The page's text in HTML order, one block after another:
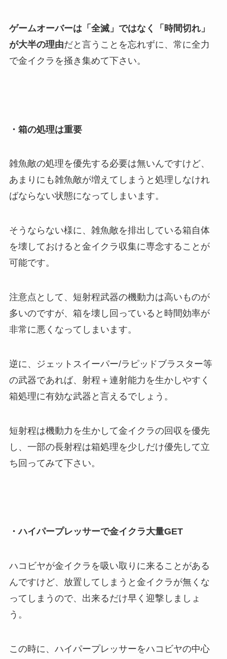
ゲームオーバーは「全滅」ではなく「時間切れ」
が大半の理由だと言うことを忘れずに、常に全力
で金イクラを掻き集めて下さい。
・箱の処理は重要
雑魚敵の処理を優先する必要は無いんですけど、
あまりにも雑魚敵が増えてしまうと処理しなけれ
ばならない状態になってしまいます。
そうならない様に、雑魚敵を排出している箱自体
を壊しておけると金イクラ収集に専念することが
可能です。
注意点として、短射程武器の機動力は高いものが
多いのですが、箱を壊し回っていると時間効率が
非常に悪くなってしまいます。
逆に、ジェットスイーパー/ラピッドブラスター等
の武器であれば、射程＋連射能力を生かしやすく
箱処理に有効な武器と言えるでしょう。
短射程は機動力を生かして金イクラの回収を優先
し、一部の長射程は箱処理を少しだけ優先して立
ち回ってみて下さい。
・ハイパープレッサーで金イクラ大量GET
ハコビヤが金イクラを吸い取りに来ることがある
んですけど、放置してしまうと金イクラが無くな
ってしまうので、出来るだけ早く迎撃しましょ
う。
この時に、ハイパープレッサーをハコビヤの中心